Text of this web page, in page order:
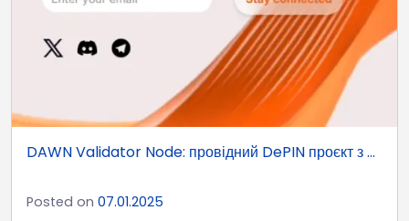
DAWN Validator Node: провідний DePIN проєкт з ...
Posted on 07.01.2025